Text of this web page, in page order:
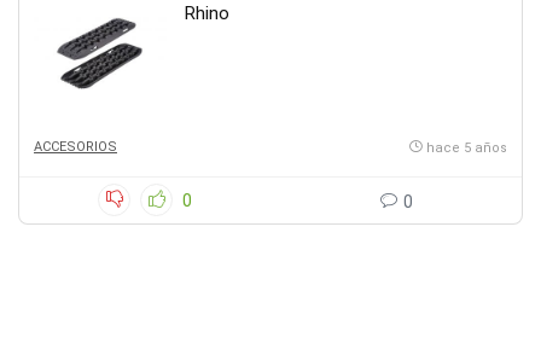
Rhino
ACCESORIOS hace 5 años
0 0